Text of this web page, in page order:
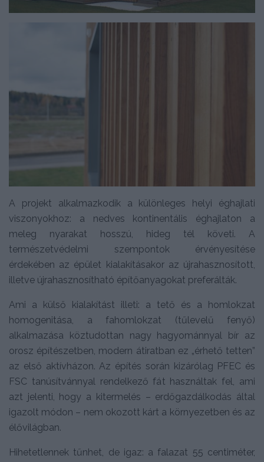
A projekt alkalmazkodik a különleges helyi éghajlati
viszonyokhoz: a nedves kontinentális éghajlaton a
meleg nyarakat hosszú, hideg tél követi. A
természetvédelmi szempontok érvényesítése
érdekében az épület kialakításakor az újrahasznosított,
illetve újrahasznosítható építőanyagokat preferálták.
Ami a külső kialakítást illeti: a tető és a homlokzat
homogenitása, a fahomlokzat (tűlevelű fenyő)
alkalmazása köztudottan nagy hagyománnyal bír az
orosz építészetben, modern átiratban ez „érhető tetten”
az első aktívházon. Az építés során kizárólag PFEC és
FSC tanúsítvánnyal rendelkező fát használtak fel, ami
azt jelenti, hogy a kitermelés – erdőgazdálkodás által
igazolt módon – nem okozott kárt a környezetben és az
élővilágban.
Hihetetlennek tűnhet, de igaz: a falazat 55 centiméter,